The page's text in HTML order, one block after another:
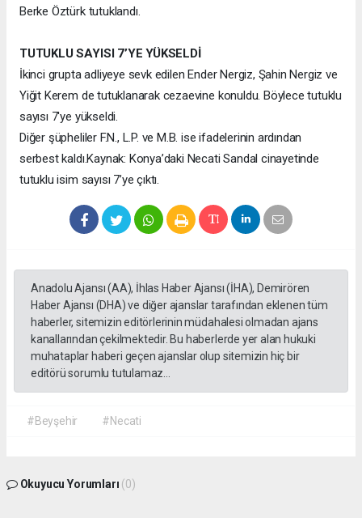
Berke Öztürk tutuklandı.
TUTUKLU SAYISI 7’YE YÜKSELDİ
İkinci grupta adliyeye sevk edilen Ender Nergiz, Şahin Nergiz ve
Yiğit Kerem de tutuklanarak cezaevine konuldu. Böylece tutuklu
sayısı 7'ye yükseldi.
Diğer şüpheliler F.N., L.P. ve M.B. ise ifadelerinin ardından
serbest kaldı.Kaynak: Konya’daki Necati Sandal cinayetinde
tutuklu isim sayısı 7’ye çıktı.
Anadolu Ajansı (AA), İhlas Haber Ajansı (İHA), Demirören
Haber Ajansı (DHA) ve diğer ajanslar tarafından eklenen tüm
haberler, sitemizin editörlerinin müdahalesi olmadan ajans
kanallarından çekilmektedir. Bu haberlerde yer alan hukuki
muhataplar haberi geçen ajanslar olup sitemizin hiç bir
editörü sorumlu tutulamaz...
#Beyşehir #Necati
Okuyucu Yorumları (0)